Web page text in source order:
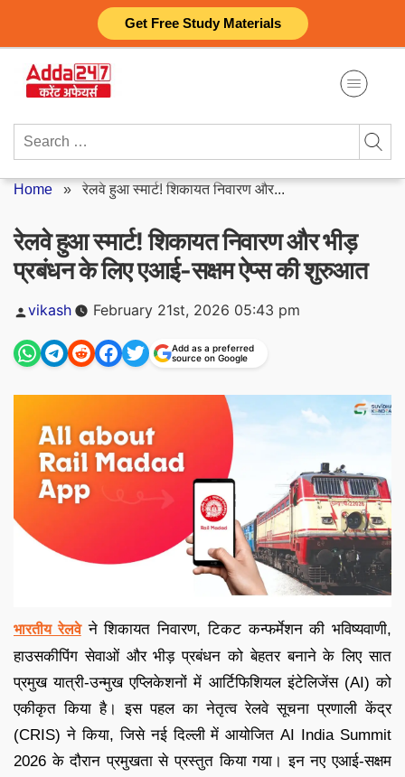
Get Free Study Materials
content
Search
Home »रेलवे हुआ स्मार्ट! शिकायत निवारण और...
रेलवे हुआ स्मार्ट! शिकायत निवारण और भीड़
प्रबंधन के लिए एआई-सक्षम ऐप्स की शुरुआत
Posted
vikash February 21st, 2026 05:43 pm
Add as a preferred
source on Google
भारतीय रेलवेने शिकायत निवारण, टिकट कन्फर्मेशन की भविष्यवाणी,
हाउसकीपिंग सेवाओं और भीड़ प्रबंधन को बेहतर बनाने के लिए सात
प्रमुख यात्री-उन्मुख एप्लिकेशनों में आर्टिफिशियल इंटेलिजेंस (AI) को
एकीकृत किया है। इस पहल का नेतृत्व रेलवे सूचना प्रणाली केंद्र
(CRIS) ने किया, जिसे नई दिल्ली में आयोजित AI India Summit
2026 के दौरान प्रमुखता से प्रस्तुत किया गया। इन नए एआई-सक्षम